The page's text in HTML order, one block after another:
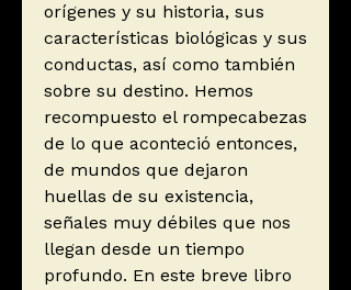
orígenes y su historia, sus
características biológicas y sus
conductas, así como también
sobre su destino. Hemos
recompuesto el rompecabezas
de lo que aconteció entonces,
de mundos que dejaron
huellas de su existencia,
señales muy débiles que nos
llegan desde un tiempo
profundo. En este breve libro